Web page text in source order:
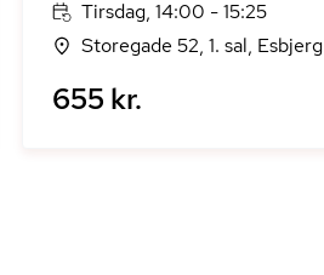
Tirsdag, 14:00 - 15:25
Storegade 52, 1. sal, Esbjerg
655 kr.